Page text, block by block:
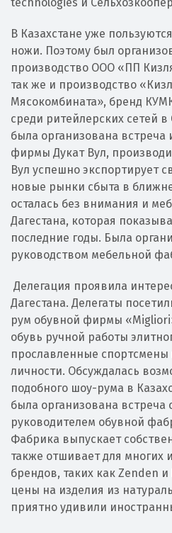
technologies и
В Казахстане уже
ножи. Поэтому был
производство ООО «ПП
так же и производство
Мясокомбината», бренд
среди ритейлерских сетей
была организована встреча
фирмы Дукат Вул,
Вул успешно экспортирует
новые рынки сбыта в
осталась без внимания и
Дагестана, которая
последние годы. Была
руководством мебельной
Делегация проявила
Дагестана. Делегаты
рум обувной фирмы
обувь ручной работы
прославленные спортсмены
личности. Обсуждалась
подобного шоу-рума в
была организована встреча
руководителем обувной
Фабрика выпускает
также отшивает для многих
брендов, таких как Zenden
цены на изделия из
приятно удивили